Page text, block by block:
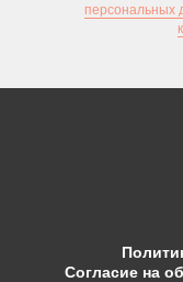
персональных
Согласие на